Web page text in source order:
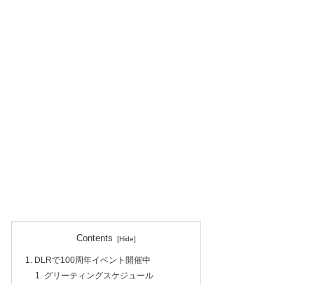
Contents
DLRで100周年イベント開催中
グリーティングスケジュール